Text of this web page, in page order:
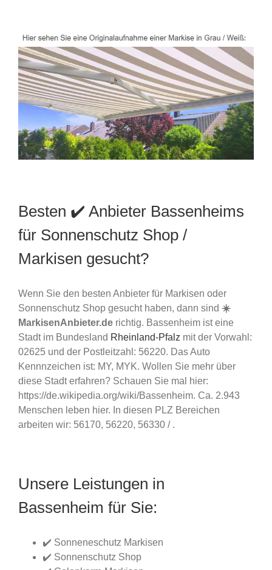
Besten ✔️ Anbieter Bassenheims
für Sonnenschutz Shop /
Markisen gesucht?
Wenn Sie den besten Anbieter für Markisen oder
Sonnenschutz Shop gesucht haben, dann sind ☀️
MarkisenAnbieter.de richtig. Bassenheim ist eine
Stadt im Bundesland Rheinland-Pfalz mit der Vorwahl:
02625 und der Postleitzahl: 56220. Das Auto
Kennnzeichen ist: MY, MYK. Wollen Sie mehr über
diese Stadt erfahren? Schauen Sie mal hier:
https://de.wikipedia.org/wiki/Bassenheim. Ca. 2.943
Menschen leben hier. In diesen PLZ Bereichen
arbeiten wir: 56170, 56220, 56330 / .
Unsere Leistungen in
Bassenheim für Sie:
✔️ Sonneneschutz Markisen
✔️ Sonnenschutz Shop